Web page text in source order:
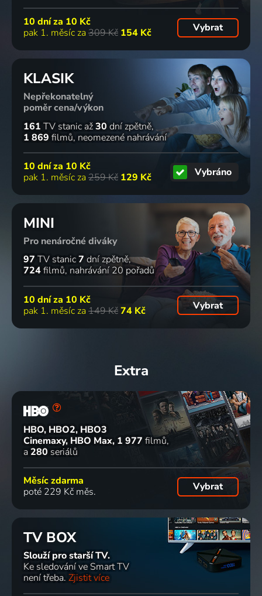
10 dní za 10 Kč
pak 1. měsíc za 309 Kč 154 Kč Vybrat
KLASIK
Nepřekonatelný
poměr cena/výkon
161 TV stanic až30 dní zpětně
1 869 filmů neomezené nahrávání
10 dní za 10 Kč
pak 1. měsíc za 259 Kč 129 Kč Vybráno
MINI
Pro nenáročné diváky
97 TV stanic7 dní zpětně
724filmů nahrávání 20 pořadů
10 dní za 10 Kč
pak 1. měsíc za 149 Kč74 Kč Vybrat
Extra
HBO, HBO2, HBO3
Cinemaxy, HBO Max 1 977 filmů
a 280 seriálů
Měsíc zdarma
poté 229 Kč měs.
Vybrat
TV BOX
Slouží pro starší TV.
Ke sledování ve Smart TV
není třeba. Zjistit více